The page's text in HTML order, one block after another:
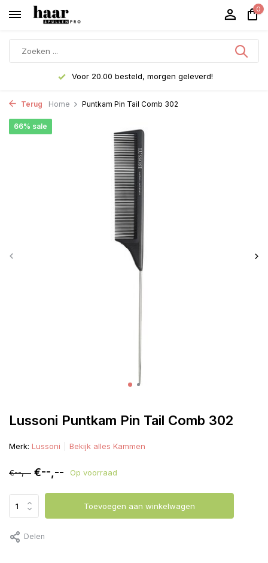
0
Voor 20.00 besteld, morgen geleverd!
Terug Home Puntkam Pin Tail Comb 302
Lussoni Puntkam Pin Tail Comb 302
66% sale
Merk: Lussoni Bekijk alles Kammen
€--,-- €--,-- Op voorraad
Toevoegen aan winkelwagen
Delen